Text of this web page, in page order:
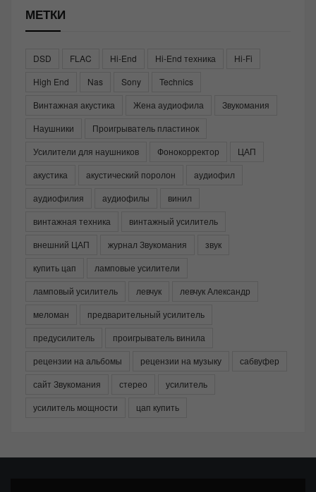
МЕТКИ
DSD FLAC Hi-End Hi-End техника
Hi-Fi
High End
Nas Sony
Technics
Винтажная акустика
Жена аудиофила
Звукомания
Наушники
Проигрыватель пластинок
Усилители для наушников
Фонокорректор
ЦАП
акустика
акустический поролон
аудиофил
аудиофилия
аудиофилы
винил
винтажная техника
винтажный усилитель
внешний ЦАП
журнал Звукомания
звук
купить цап
ламповые усилители
ламповый усилитель
левчук
левчук Александр
меломан
предварительный усилитель
предусилитель
проигрыватель винила
рецензии на альбомы
рецензии на музыку
сабвуфер
сайт Звукомания
стерео
усилитель
усилитель мощности
цап купить